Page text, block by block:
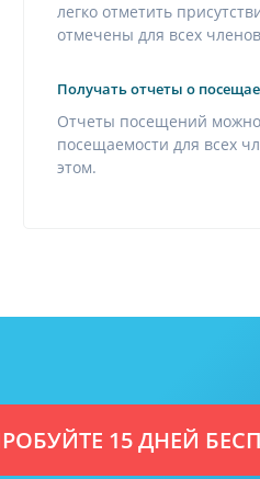
легко отметить
отмечены для всех
Получать отчеты о
Отчеты посещений можно
посещаемости для всех
этом.
15 ДНЕЙ